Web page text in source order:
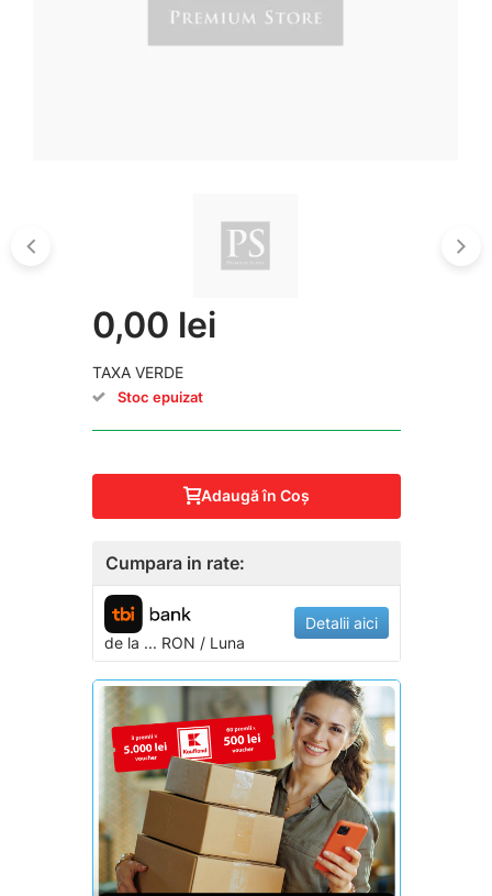
0,00 lei
TAXA VERDE
Stoc epuizat
Adaugă în Coş
Cumpara in rate:
de la ... RON / Luna
Detalii aici